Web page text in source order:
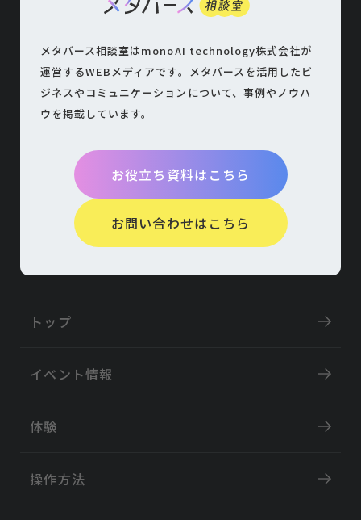
メタバース相談室はmonoAI technology株式会社が
運営するWEBメディアです。
メタバースを活用したビ
ジネスやコミュニケーションについて、 事例やノウハ
ウを掲載しています。
お役立ち資料はこちら
お問い合わせはこちら
トップ
イベント情報
体験
操作方法